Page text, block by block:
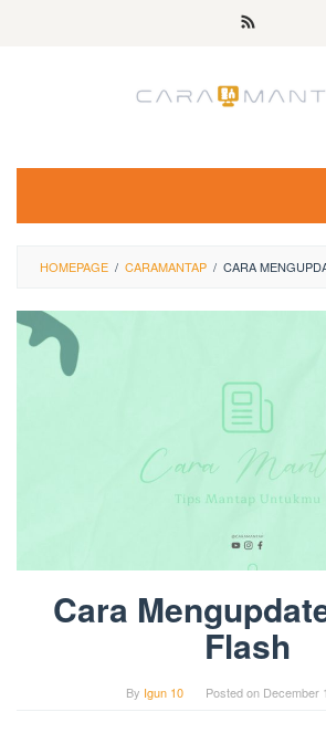
HOMEPAGE / CARAMANTAP / CARA
Cara
Flash
By Igun 10 Posted on December